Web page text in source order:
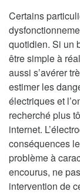
Certains
quotidien. Si un
être simple à
aussi s’avérer
estimer les
électriques et
recherché plus
internet.
conséquences
problème à
encourus, ne
intervention de